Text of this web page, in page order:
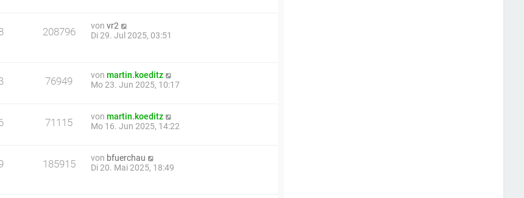
208796 vonvr2
Di 29. Jul 2025, 03:51
76949 vonmartin.koeditz
Mo 23. Jun 2025, 10:17
71115 vonmartin.koeditz
Mo 16. Jun 2025, 14:22
185915 von bfuerchau
Di 20. Mai 2025, 18:49